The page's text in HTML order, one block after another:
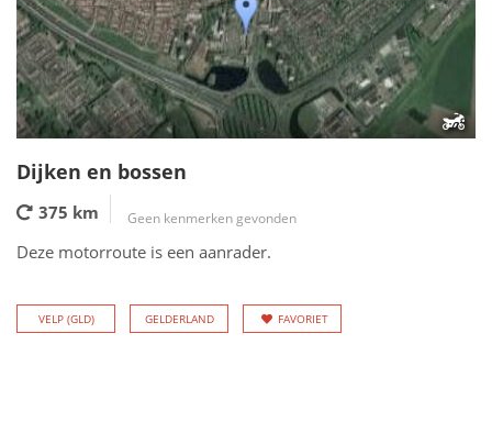
Dijken en bossen
375 km Geen kenmerken gevonden
Deze motorroute is een aanrader.
VELP (GLD) GELDERLAND FAVORIET